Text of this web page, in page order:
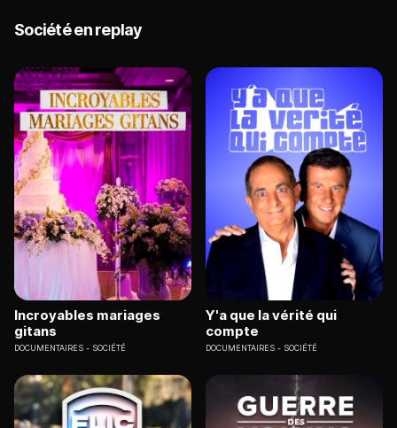
Société en replay
Incroyables mariages
gitans
DOCUMENTAIRES SOCIÉTÉ
Y'a que la vérité qui
compte
DOCUMENTAIRES SOCIÉTÉ